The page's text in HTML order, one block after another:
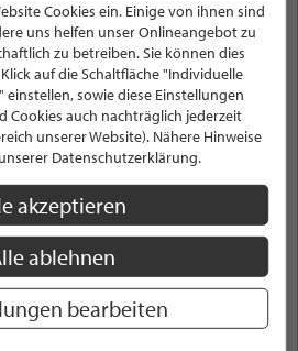
Sale%,
Events, News &
ANZEIGEN
Cookies ein. Einige von ihnen sind
uns helfen unser Onlineangebot zu
zu betreiben. Sie können dies
auf die Schaltfläche "Individuelle
einstellen, sowie diese Einstellungen
Cookies auch nachträglich jederzeit
unserer Website). Nähere Hinweise
Datenschutzerklärung.
akzeptieren
ablehnen
bearbeiten